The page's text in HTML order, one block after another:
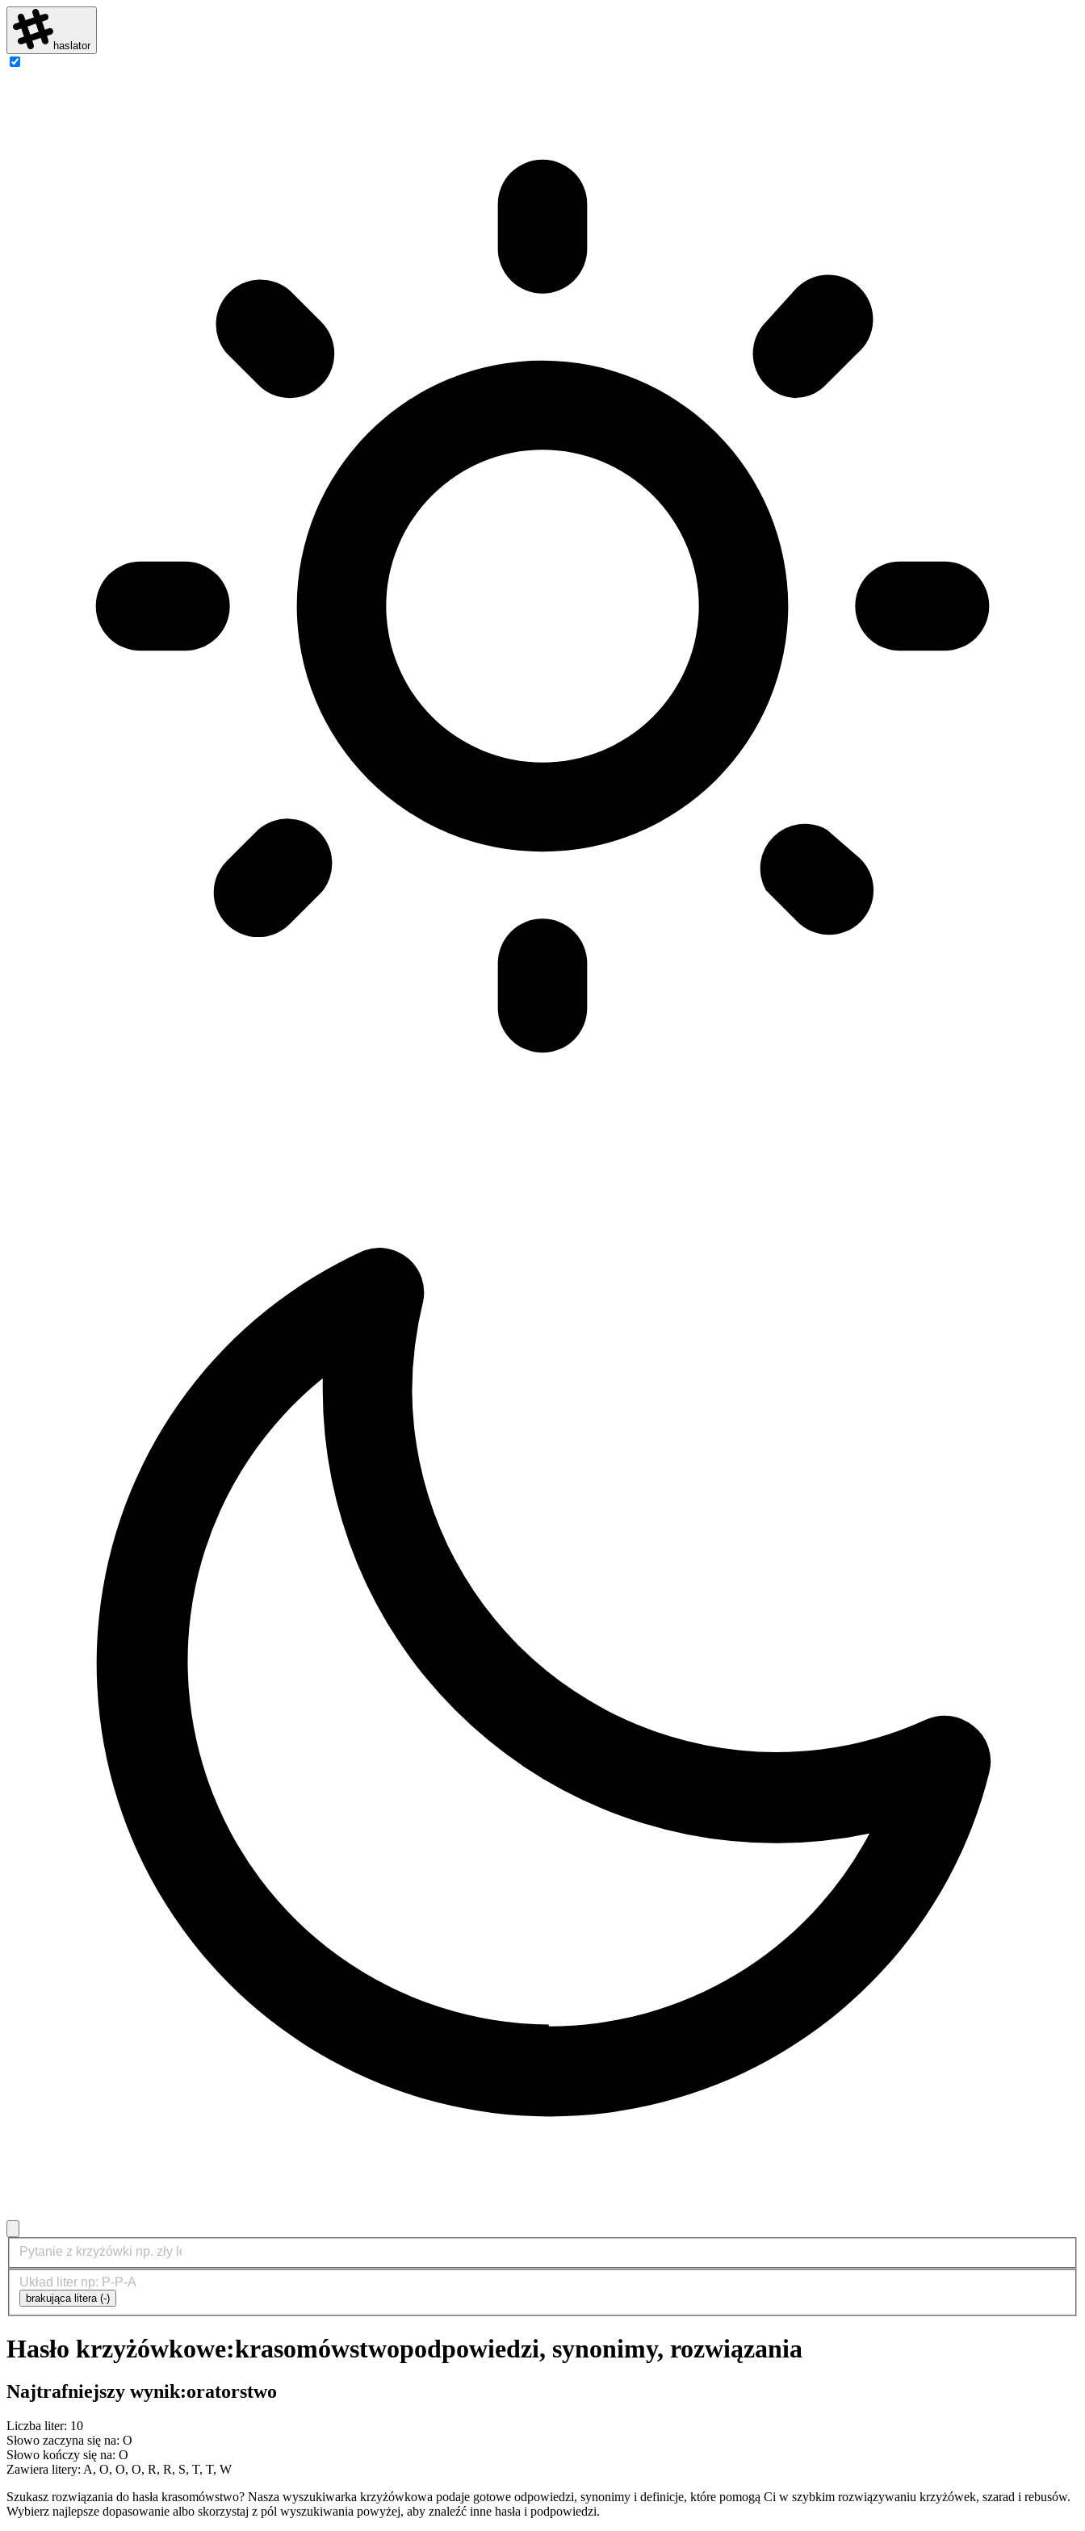
haslator
brakująca litera (-)
Hasło krzyżówkowe:krasomówstwopodpowiedzi, synonimy, rozwiązania
Najtrafniejszy wynik:oratorstwo
Liczba liter: 10
Słowo zaczyna się na: O
Słowo kończy się na: O
Zawiera litery: A, O, O, O, R, R, S, T, T, W
Szukasz rozwiązania do hasła krasomówstwo? Nasza wyszukiwarka krzyżówkowa podaje gotowe odpowiedzi, synonimy i definicje, które pomogą Ci w szybkim rozwiązywaniu krzyżówek, szarad i rebusów.
Wybierz najlepsze dopasowanie albo skorzystaj z pól wyszukiwania powyżej, aby znaleźć inne hasła i podpowiedzi.